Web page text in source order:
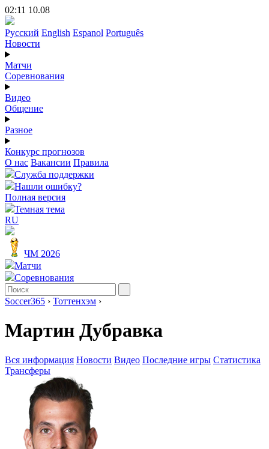
02:11 10.08
Русский English Espanol Português
Новости
Матчи
Соревнования
Видео
Общение
Разное
Конкурс прогнозов
О нас Вакансии Правила
Служба поддержки
Нашли ошибку?
Полная версия
Темная тема
RU
ЧМ 2026
Матчи
Соревнования
Soccer365 › Тоттенхэм ›
Мартин Дубравка
Вся информация Новости Видео Последние игры Статистика
Трансферы